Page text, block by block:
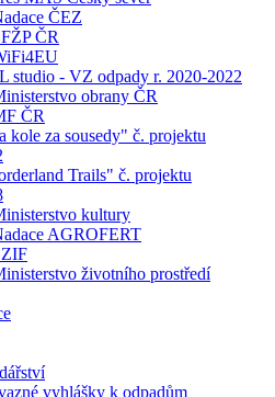
ČEZ
ČR
studio - VZ odpady r. 2020-2022
obrany ČR
ČR
kole za sousedy" č. projektu
Trails" č. projektu
kultury
AGROFERT
životního prostředí
vyhlášky k odpadům